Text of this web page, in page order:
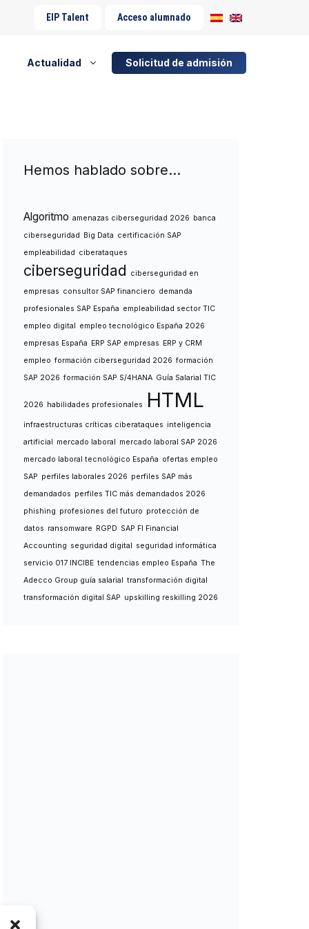
EIP Talent Acceso alumnado
Actualidad Solicitud de admisión
Hemos hablado sobre…
Algoritmo amenazas ciberseguridad 2026 banca
ciberseguridad Big Data certificación SAP
empleabilidad ciberataques
ciberseguridad
ciberseguridad en
empresas consultor SAP financiero demanda
profesionales SAP España empleabilidad sector TIC
empleo digital empleo tecnológico España 2026
empresas España ERP SAP empresas ERP y CRM
empleo formación ciberseguridad 2026 formación
SAP 2026 formación SAP S/4HANA Guía Salarial TIC
2026 habilidades profesionales HTML
infraestructuras críticas ciberataques inteligencia
artificial mercado laboral mercado laboral SAP 2026
mercado laboral tecnológico España ofertas empleo
SAP perfiles laborales 2026 perfiles SAP más
demandados perfiles TIC más demandados 2026
phishing profesiones del futuro protección de
datos ransomware RGPD SAP FI Financial
Accounting seguridad digital seguridad informática
servicio 017 INCIBE tendencias empleo España The
Adecco Group guía salarial transformación digital
transformación digital SAP upskilling reskilling 2026